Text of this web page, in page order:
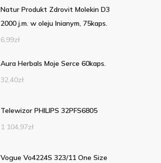
Natur Produkt Zdrovit Molekin D3
2000 j.m. w oleju lnianym, 75kaps.
6,99zł
Aura Herbals Moje Serce 60kaps.
32,40zł
Telewizor PHILIPS 32PFS6805
1 104,97zł
Vogue Vo4224S 323/11 One Size